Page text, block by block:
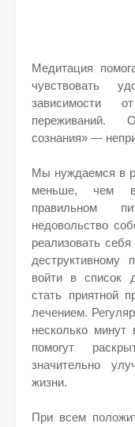
Медитация
чувствовать
зависимости
переживаний.
сознания» —
Мы нуждаемся в
меньше, чем в
правильном
недовольство
реализовать
деструктивному
войти в список
стать приятной
лечением.
несколько
помогут
значительно
жизни.
При всем